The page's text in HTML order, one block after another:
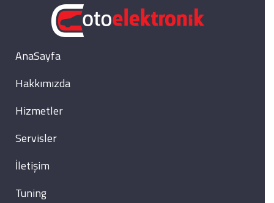
AnaSayfa
Hakkımızda
Hizmetler
Servisler
İletişim
Tuning